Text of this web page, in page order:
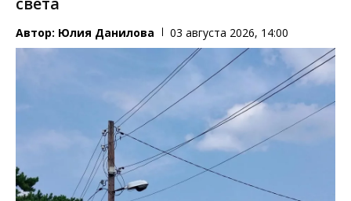
Автор: Юлия Данилова 03 августа 2026, 14:00